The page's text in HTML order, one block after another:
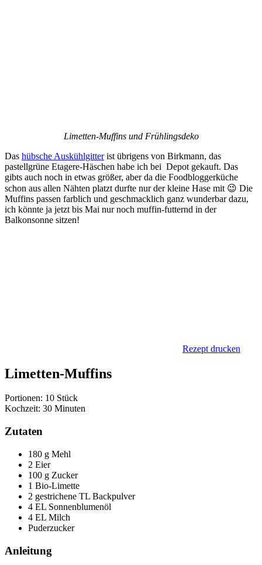
Limetten-Muffins und Frühlingsdeko
Das hübsche Auskühlgitterist übrigens von Birkmann, das
pastellgrüne Etagere-Häschen habe ich bei Depot gekauft. Das
gibts auch noch in etwas größer, aber da die Foodbloggerküche
schon aus allen Nähten platzt durfte nur der kleine Hase mit 😉 Die
Muffins passen farblich und geschmacklich ganz wunderbar dazu,
ich könnte ja jetzt bis Mai nur noch muffin-futternd in der
Balkonsonne sitzen!
Rezept drucken
Limetten-Muffins
Portionen: 10 Stück
Kochzeit: 30 Minuten
Zutaten
180 g Mehl
2 Eier
100 g Zucker
1 Bio-Limette
2 gestrichene TL Backpulver
4 EL Sonnenblumenöl
4 EL Milch
Puderzucker
Anleitung